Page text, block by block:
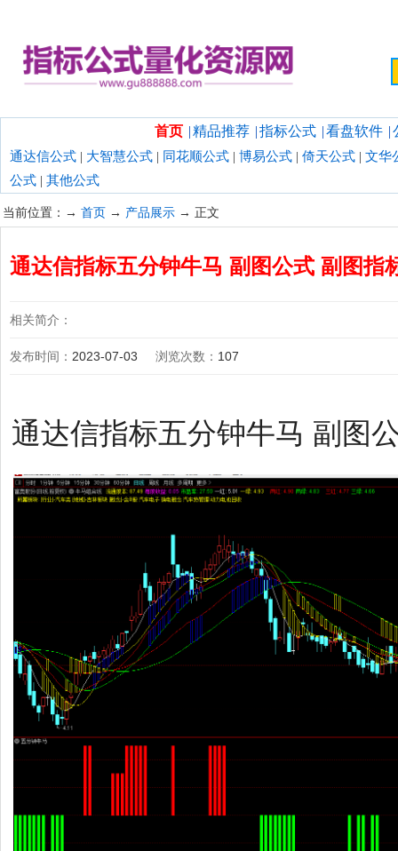
首页 | 精品推荐 | 指标公式 | 看盘软件 |
通达信公式 | 大智慧公式 | 同花顺公式 | 博易公式 | 倚天公式 | 文华
公式 | 其他公式
当前位置：→ 首页 → 产品展示 → 正文
通达信指标五分钟牛马 副图公式 副图指
相关简介：
发布时间： 2023-07-03 浏览次数： 107
通达信指标五分钟牛马 副图